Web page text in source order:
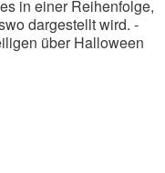
in einer Reihenfolge,
dargestellt wird. -
über Halloween